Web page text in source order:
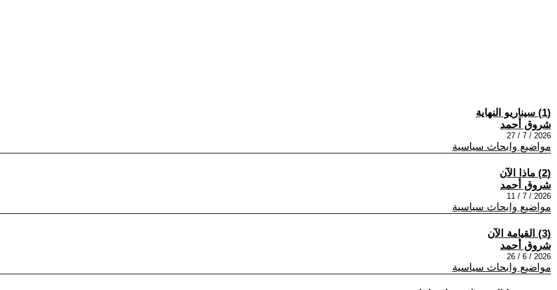
(1) سيناريو النهاية
شروق أحمد
2026 / 7 / 27
مواضيع وابحاث سياسية
(2) ماذا الآن
شروق أحمد
2026 / 7 / 11
مواضيع وابحاث سياسية
(3) القيامة الآن
شروق أحمد
2026 / 6 / 26
مواضيع وابحاث سياسية